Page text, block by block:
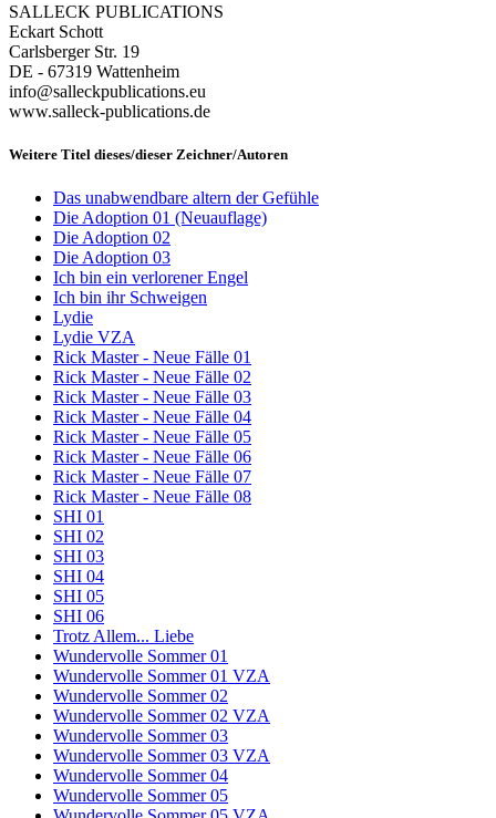
SALLECK PUBLICATIONS
Eckart Schott
Carlsberger Str. 19
DE - 67319 Wattenheim
info@salleckpublications.eu
www.salleck-publications.de
Weitere Titel dieses/dieser Zeichner/Autoren
Das unabwendbare altern der Gefühle
Die Adoption 01 (Neuauflage)
Die Adoption 02
Die Adoption 03
Ich bin ein verlorener Engel
Ich bin ihr Schweigen
Lydie
Lydie VZA
Rick Master - Neue Fälle 01
Rick Master - Neue Fälle 02
Rick Master - Neue Fälle 03
Rick Master - Neue Fälle 04
Rick Master - Neue Fälle 05
Rick Master - Neue Fälle 06
Rick Master - Neue Fälle 07
Rick Master - Neue Fälle 08
SHI 01
SHI 02
SHI 03
SHI 04
SHI 05
SHI 06
Trotz Allem... Liebe
Wundervolle Sommer 01
Wundervolle Sommer 01 VZA
Wundervolle Sommer 02
Wundervolle Sommer 02 VZA
Wundervolle Sommer 03
Wundervolle Sommer 03 VZA
Wundervolle Sommer 04
Wundervolle Sommer 05